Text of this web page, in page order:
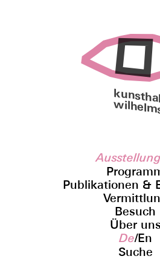
Publikationen &
Besuch
Über uns
De/En
Suche